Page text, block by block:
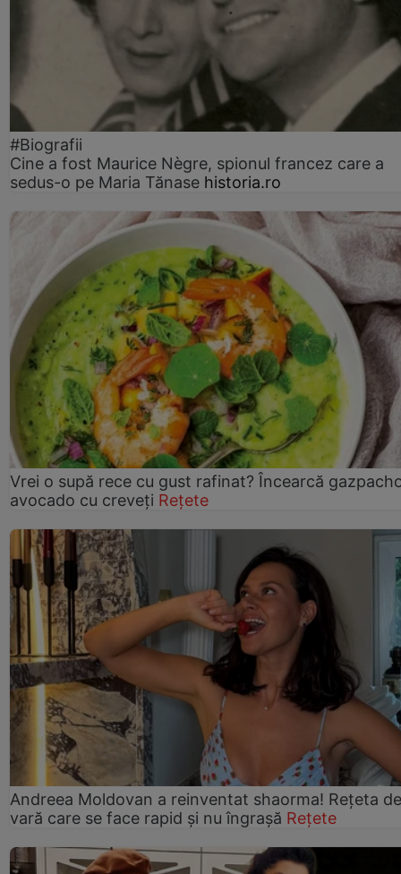
#Biografii
Cine a fost Maurice Nègre, spionul francez care a
sedus-o pe Maria Tănase historia.ro
Vrei o supă rece cu gust rafinat? Încearcă
avocado cu creveți Rețete
Andreea Moldovan a reinventat shaorma! Rețeta de
vară care se face rapid și nu îngrașă Rețete